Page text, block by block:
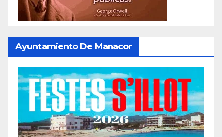
Ayuntamiento De Manacor